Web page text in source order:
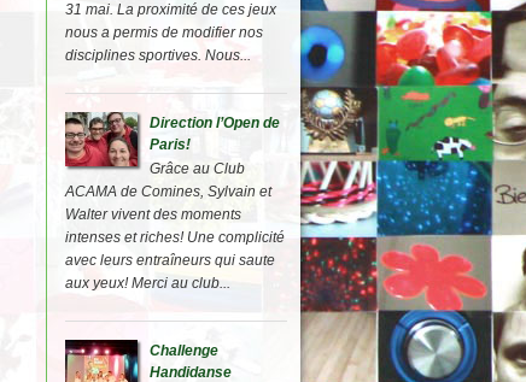
31 mai. La proximité de ces jeux
nous a permis de modifier nos
disciplines sportives. Nous...
Direction l’Open de
Paris!
Grâce au Club
ACAMA de Comines, Sylvain et
Walter vivent des moments
intenses et riches! Une complicité
avec leurs entraîneurs qui saute
aux yeux! Merci au club...
Challenge
Handidanse